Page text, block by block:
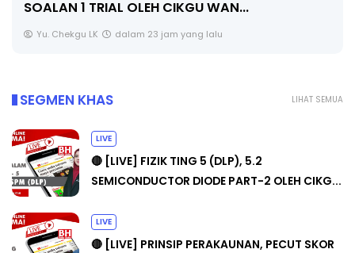
Unknown 5 hari yang lalu
LIHAT SEMUA
SEGMEN KHAS
LIVE
🔴 [LIVE] FIZIK TING 5 (DLP), 5.2
SEMICONDUCTOR DIODE PART-2 OLEH CIKG...
LIVE
🔴 [LIVE] PRINSIP PERAKAUNAN, PECUT SKOR